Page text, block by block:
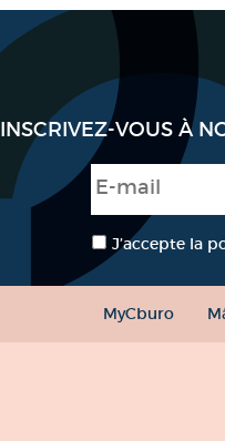
INSCRIVEZ-VOUS À
E-mail
RGPD *
J’accepte la
MyCburo